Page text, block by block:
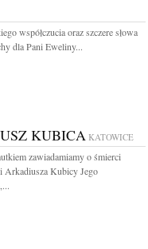
współczucia oraz szczere słowa
dla Pani Eweliny...
KUBICA KATOWICE
zawiadamiamy o śmierci
Arkadiusza Kubicy Jego